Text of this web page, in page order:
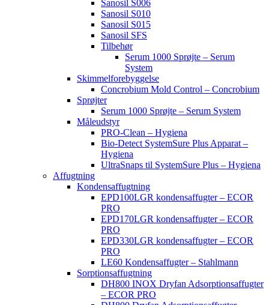
Sanosil S006
Sanosil S010
Sanosil S015
Sanosil SFS
Tilbehør
Serum 1000 Sprøjte – Serum
System
Skimmelforebyggelse
Concrobium Mold Control – Concrobium
Sprøjter
Serum 1000 Sprøjte – Serum System
Måleudstyr
PRO-Clean – Hygiena
Bio-Detect SystemSure Plus Apparat –
Hygiena
UltraSnaps til SystemSure Plus – Hygiena
Affugtning
Kondensaffugtning
EPD100LGR kondensaffugter – ECOR
PRO
EPD170LGR kondensaffugter – ECOR
PRO
EPD330LGR kondensaffugter – ECOR
PRO
LE60 Kondensaffugter – Stahlmann
Sorptionsaffugtning
DH800 INOX Dryfan Adsorptionsaffugter
– ECOR PRO